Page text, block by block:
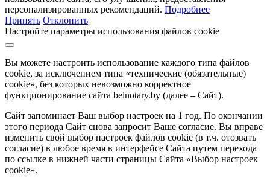
персонализированных рекомендаций. Подробнее
Принять Отклонить
Настройте параметры использования файлов cookie
Вы можете настроить использование каждого типа файлов
cookie, за исключением типа «технические (обязательные)
cookie», без которых невозможно корректное
функционирование сайта belnotary.by (далее – Сайт).
Сайт запоминает Ваш выбор настроек на 1 год. По окончании
этого периода Сайт снова запросит Ваше согласие. Вы вправе
изменить свой выбор настроек файлов cookie (в т.ч. отозвать
согласие) в любое время в интерфейсе Сайта путем перехода
по ссылке в нижней части страницы Сайта «Выбор настроек
cookie».